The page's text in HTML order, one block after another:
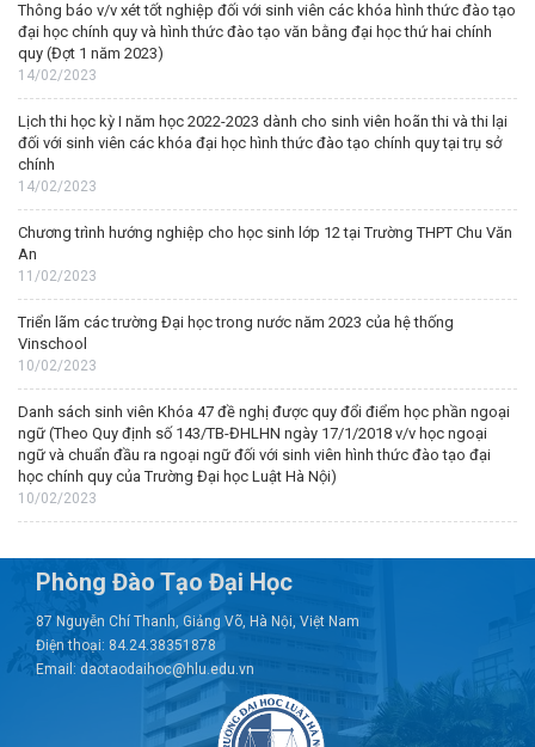
Thông báo v/v xét tốt nghiệp đối với sinh viên các khóa hình thức đào tạo
đại học chính quy và hình thức đào tạo văn bằng đại học thứ hai chính
quy (Đợt 1 năm 2023)
14/02/2023
Lịch thi học kỳ I năm học 2022-2023 dành cho sinh viên hoãn thi và thi lại
đối với sinh viên các khóa đại học hình thức đào tạo chính quy tại trụ sở
chính
14/02/2023
Chương trình hướng nghiệp cho học sinh lớp 12 tại Trường THPT Chu Văn
An
11/02/2023
Triển lãm các trường Đại học trong nước năm 2023 của hệ thống
Vinschool
10/02/2023
Danh sách sinh viên Khóa 47 đề nghị được quy đổi điểm học phần ngoại
ngữ (Theo Quy định số 143/TB-ĐHLHN ngày 17/1/2018 v/v học ngoại
ngữ và chuẩn đầu ra ngoại ngữ đối với sinh viên hình thức đào tạo đại
học chính quy của Trường Đại học Luật Hà Nội)
10/02/2023
Phòng Đào Tạo Đại Học
87 Nguyễn Chí Thanh, Giảng Võ, Hà Nội, Việt Nam
Điện thoại: 84.24.38351878
Email: daotaodaihoc@hlu.edu.vn